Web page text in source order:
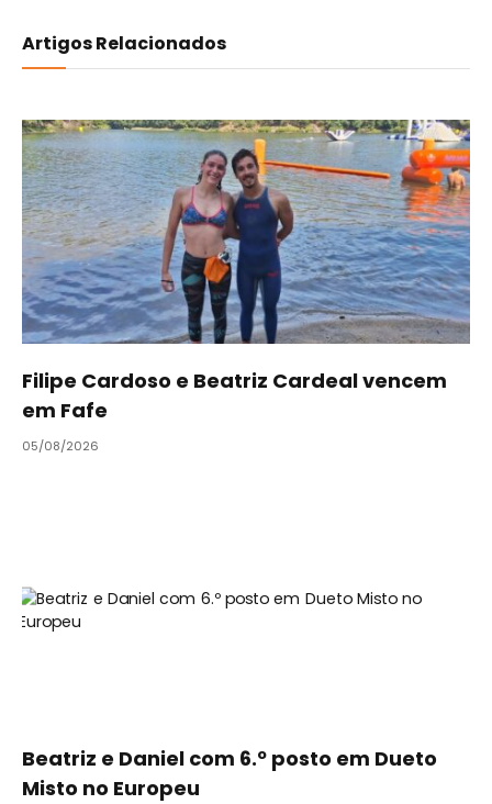
Artigos Relacionados
Filipe Cardoso e Beatriz Cardeal vencem
em Fafe
05/08/2026
Beatriz e Daniel com 6.º posto em Dueto
Misto no Europeu